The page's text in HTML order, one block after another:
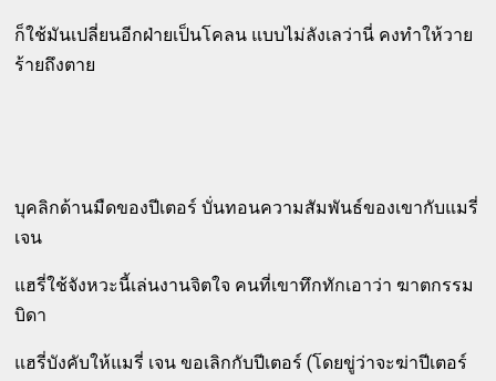
ก็ใช้มันเปลี่ยนอีกฝ่ายเป็นโคลน แบบไม่ลังเลว่านี่ คงทำให้วาย
ร้ายถึงตาย
บุคลิกด้านมืดของปีเตอร์ บั่นทอนความสัมพันธ์ของเขากับแมรี่
เจน
แฮรี่ใช้จังหวะนี้เล่นงานจิตใจ คนที่เขาทึกทักเอาว่า ฆาตกรรม
บิดา
แฮรี่บังคับให้แมรี่ เจน ขอเลิกกับปีเตอร์ (โดยขู่ว่าจะฆ่าปีเตอร์